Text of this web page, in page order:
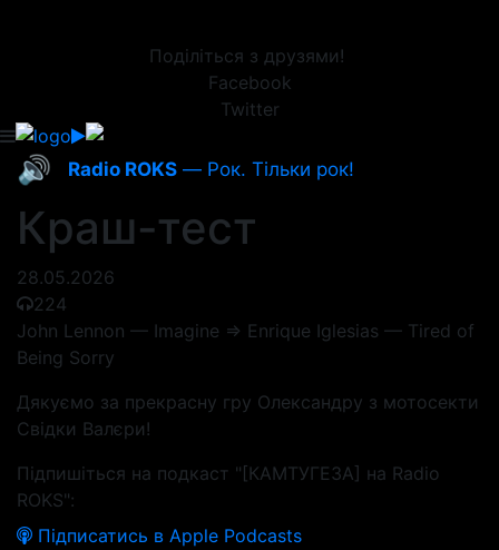
Поділіться з друзями!
Facebook
Twitter
🔊 Radio ROKS — Рок. Тільки рок!
Краш-тест
28.05.2026
224
John Lennon — Imagine => Enrique Iglesias — Tired of
Being Sorry
Дякуємо за прекрасну гру Олександру з мотосекти
Свідки Валєри!
Підпишіться на подкаст "[КАМТУГЕЗА] на Radio
ROKS":
Підписатись в Apple Podcasts